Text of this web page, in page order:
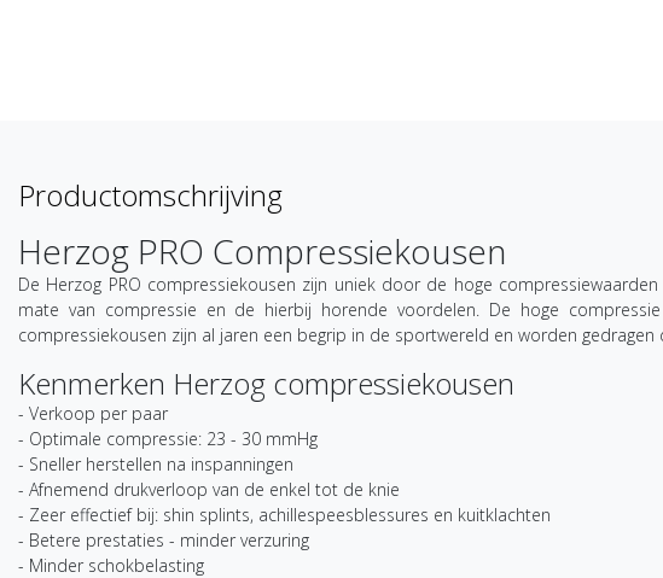
Productomschrijving
Herzog PRO Compressiekousen
De Herzog PRO compressiekousen zijn uniek door de hoge
mate van compressie en de hierbij horende voordelen. De hoge
compressiekousen zijn al jaren een begrip in de sportwereld en worden
Kenmerken Herzog compressiekousen
- Verkoop per paar
- Optimale compressie: 23 - 30 mmHg
- Sneller herstellen na inspanningen
- Afnemend drukverloop van de enkel tot de knie
- Zeer effectief bij: shin splints, achillespeesblessures en kuitklachten
- Betere prestaties - minder verzuring
- Minder schokbelasting